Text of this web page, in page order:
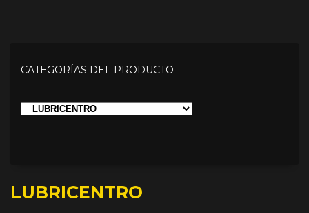
LUBRICENTRO
CATEGORÍAS DEL PRODUCTO